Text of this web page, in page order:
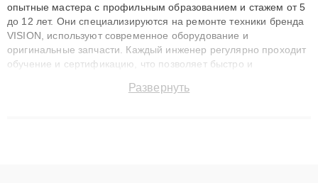
опытные мастера с профильным образованием и стажем от 5
до 12 лет. Они специализируются на ремонте техники бренда
VISION, используют современное оборудование и
оригинальные запчасти. Каждый инженер регулярно проходит
обучение и сертификацию, что позволяет быстро и
сохранением гарантии до 3 лет. Наши мастера решают
Развернуть